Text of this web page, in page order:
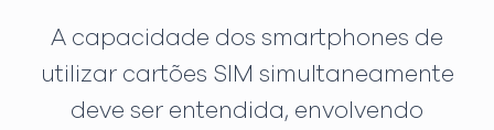
A capacidade dos smartphones de
utilizar cartões SIM simultaneamente
deve ser entendida, envolvendo